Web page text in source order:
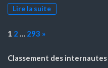
Lire la suite
Page:
1 2 … 293 Next
»
Classement des internautes